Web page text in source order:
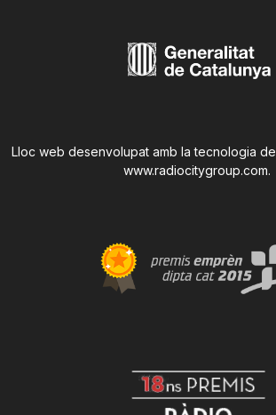
Lloc web desenvolupat amb la tecnologia de
www.radiocitygroup.com.